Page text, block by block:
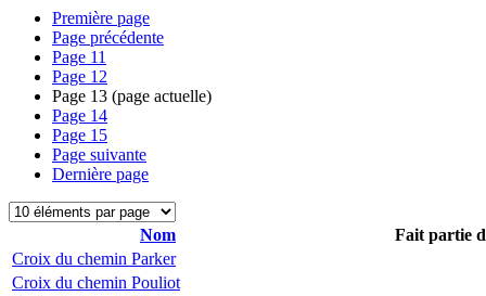
Première page
Page précédente
Page 11
Page 12
Page 13 (page actuelle)
Page 14
Page 15
Page suivante
Dernière page
Nom
Fait partie
Croix du chemin Parker
Croix du chemin Pouliot